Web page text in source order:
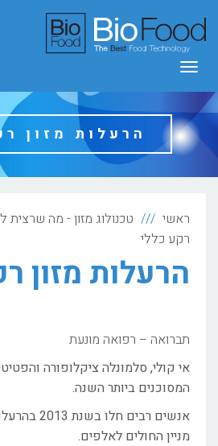
תפריט
הרעלות מזון
ראשי טכנולוג מזון - מה שרצית
רקע כללי
הרעלות מזון
תברואה – רפואה מונעת
המסוכנים ביותר השנה.
אנשים רבים
מניין החולים לאלפים.